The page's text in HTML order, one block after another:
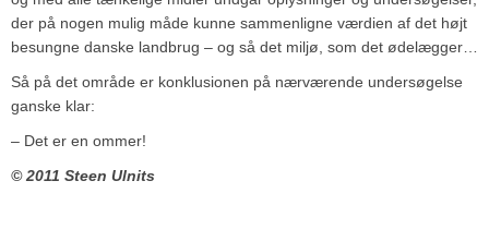
der på nogen mulig måde kunne sammenligne værdien af det højt
besungne danske landbrug – og så det miljø, som det ødelægger…
Så på det område er konklusionen på nærværende undersøgelse
ganske klar:
– Det er en ommer!
© 2011 Steen Ulnits